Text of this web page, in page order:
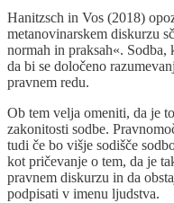
Hanitzsch in Vos (2018)
metanovinarskem diskurzu
normah in praksah«. Sodba,
da bi se določeno
pravnem redu.
Ob tem velja omeniti, da je
zakonitosti sodbe.
tudi če bo višje sodišče
kot pričevanje o tem, da je
pravnem diskurzu in da
podpisati v imenu ljudstva.